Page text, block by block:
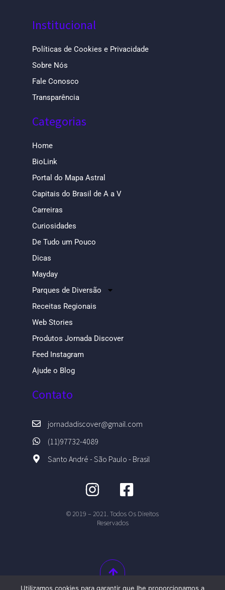
Institucional
Políticas de Cookies e Privacidade
Sobre Nós
Fale Conosco
Transparência
Categorias
Home
BioLink
Portal do Mapa Astral
Capitais do Brasil de A a V
Carreiras
Curiosidades
De Tudo um Pouco
Dicas
Mayday
Parques de Diversão
Receitas Regionais
Web Stories
Produtos Jornada Discover
Feed Instagram
Ajude o Blog
Contato
jornadadiscover@gmail.com
(11)97732-4089
Santo André - São Paulo - Brasil
© 2019 – 2021. Todos Os Direitos
Reservados
Utilizamos cookies para garantir que lhe proporcionamos a